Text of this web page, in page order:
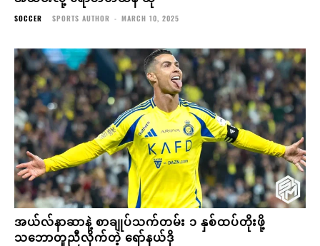
SOCCER SPORTS AUTHOR - MARCH 10, 2025
အယ်လ်နာဆာနဲ့ စာချုပ်သက်တမ်း ၁ နှစ်ထပ်တိုးဖို့
သဘောတူညီလိုက်တဲ့ ရော်နယ်ဒို